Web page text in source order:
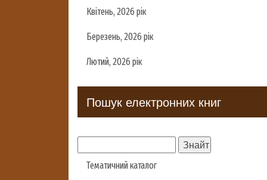
Квітень, 2026 рік
Березень, 2026 рік
Лютий, 2026 рік
Пошук електронних книг
Тематичний каталог